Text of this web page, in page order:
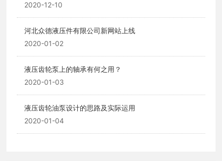
2020-12-10
河北众德液压件有限公司新网站上线
2020-01-02
液压齿轮泵上的轴承有何之用？
2020-01-03
液压齿轮油泵设计的思路及实际运用
2020-01-04